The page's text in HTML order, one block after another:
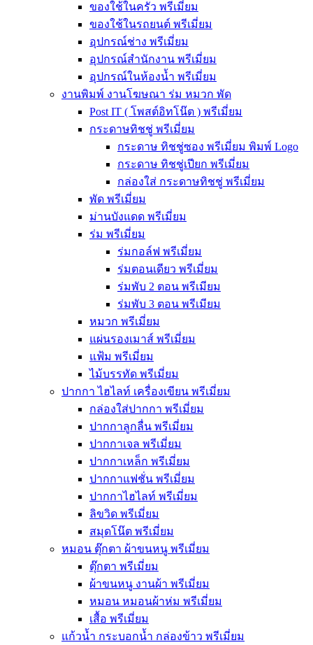
ของใช้ในครัว พรีเมี่ยม
ของใช้ในรถยนต์ พรีเมี่ยม
อุปกรณ์ช่าง พรีเมี่ยม
อุปกรณ์สำนักงาน พรีเมี่ยม
อุปกรณ์ในห้องน้ำ พรีเมี่ยม
งานพิมพ์ งานโฆษณา ร่ม หมวก พัด
Post IT ( โพสต์อิทโน๊ต ) พรีเมี่ยม
กระดาษทิชชู่ พรีเมี่ยม
กระดาษ ทิชชู่ซอง พรีเมี่ยม พิมพ์ Logo
กระดาษ ทิชชู่เปียก พรีเมี่ยม
กล่องใส่ กระดาษทิชชู่ พรีเมี่ยม
พัด พรีเมี่ยม
ม่านบังแดด พรีเมี่ยม
ร่ม พรีเมี่ยม
ร่มกอล์ฟ พรีเมี่ยม
ร่มตอนเดียว พรีเมี่ยม
ร่มพับ 2 ตอน พรีเมียม
ร่มพับ 3 ตอน พรีเมียม
หมวก พรีเมี่ยม
แผ่นรองเมาส์ พรีเมี่ยม
แฟ้ม พรีเมี่ยม
ไม้บรรทัด พรีเมี่ยม
ปากกา ไฮไลท์ เครื่องเขียน พรีเมี่ยม
กล่องใส่ปากกา พรีเมี่ยม
ปากกาลูกลื่น พรีเมี่ยม
ปากกาเจล พรีเมี่ยม
ปากกาเหล็ก พรีเมี่ยม
ปากกาแฟชั่น พรีเมี่ยม
ปากกาไฮไลท์ พรีเมี่ยม
ลิขวิด พรีเมี่ยม
สมุดโน๊ต พรีเมี่ยม
หมอน ตุ๊กตา ผ้าขนหนู พรีเมี่ยม
ตุ๊กตา พรีเมี่ยม
ผ้าขนหนู งานผ้า พรีเมี่ยม
หมอน หมอนผ้าห่ม พรีเมี่ยม
เสื้อ พรีเมี่ยม
แก้วน้ำ กระบอกน้ำ กล่องข้าว พรีเมี่ยม